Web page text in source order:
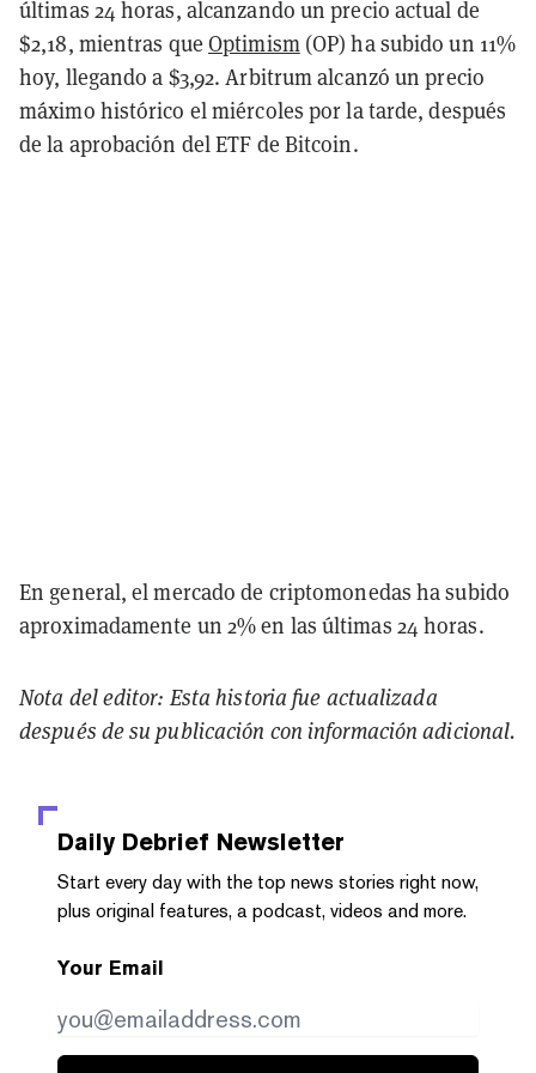
últimas 24 horas, alcanzando un precio actual de
$2,18, mientras que Optimism(OP) ha subido un 11%
hoy, llegando a $3,92. Arbitrum alcanzó un precio
máximo histórico el miércoles por la tarde, después
de la aprobación del ETF de Bitcoin.
En general, el mercado de criptomonedas ha subido
aproximadamente un 2% en las últimas 24 horas.
Nota del editor: Esta historia fue actualizada
después de su publicación con información adicional.
Daily Debrief Newsletter
Start every day with the top news stories right now,
plus original features, a podcast, videos and more.
Your Email